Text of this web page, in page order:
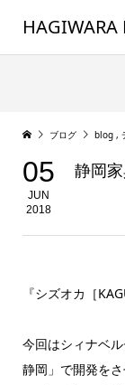
HAGIWARA
ブログ blog ,
05
JUN
2018
静岡
『シズオカ［
今回はシィナベ
静岡」で開発を